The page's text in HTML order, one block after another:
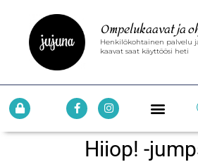
Ompelukaavat ja
Henkilökohtainen palvelu
kaavat saat käyttöösi heti
Hiiop! -